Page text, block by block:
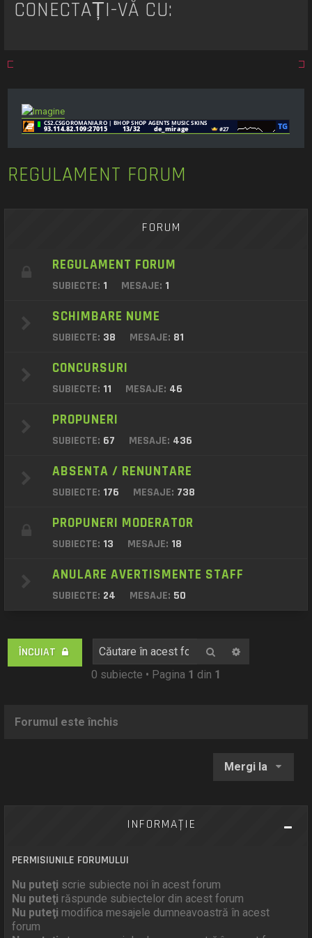
CONECTAȚI-VĂ CU:
REGULAMENT FORUM
FORUM
REGULAMENT FORUM
SUBIECTE: 1 MESAJE: 1
SCHIMBARE NUME
SUBIECTE: 38 MESAJE: 81
CONCURSURI
SUBIECTE: 11 MESAJE: 46
PROPUNERI
SUBIECTE: 67 MESAJE: 436
ABSENTA / RENUNTARE
SUBIECTE: 176 MESAJE: 738
PROPUNERI MODERATOR
SUBIECTE: 13 MESAJE: 18
ANULARE AVERTISMENTE STAFF
SUBIECTE: 24 MESAJE: 50
ÎNCUIAT Căutare
0 subiecte • Pagina 1 din 1
Forumul este închis
Mergi la
INFORMAŢIE
PERMISIUNILE FORUMULUI
Nu puteţi scrie subiecte noi în acest forum
Nu puteţi răspunde subiectelor din acest forum
Nu puteţi modifica mesajele dumneavoastră în acest
forum